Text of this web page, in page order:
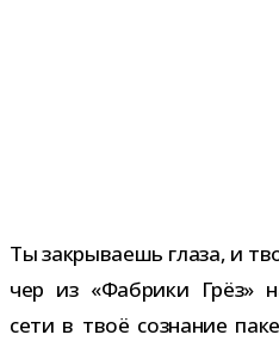
Ты закры­ва­ешь глаза, и
чер из «Фабрики Грёз»
сети в твоё созна­ние